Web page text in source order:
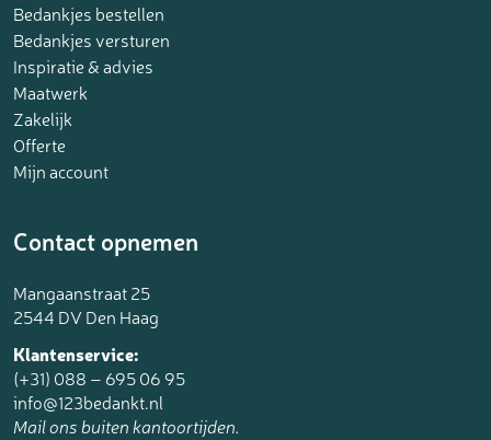
Bedankjes bestellen
Bedankjes versturen
Inspiratie & advies
Maatwerk
Zakelijk
Offerte
Mijn account
Contact opnemen
Mangaanstraat 25
2544 DV Den Haag
Klantenservice:
(+31) 088 – 695 06 95
info@123bedankt.nl
Mail ons buiten kantoortijden.